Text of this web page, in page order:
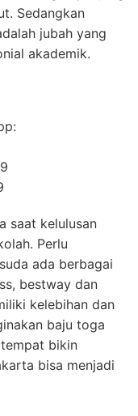
Sedangkan
jubah yang
akademik.
saat kelulusan
Perlu
ada berbagai
bestway dan
kelebihan dan
baju toga
bikin
bisa menjadi